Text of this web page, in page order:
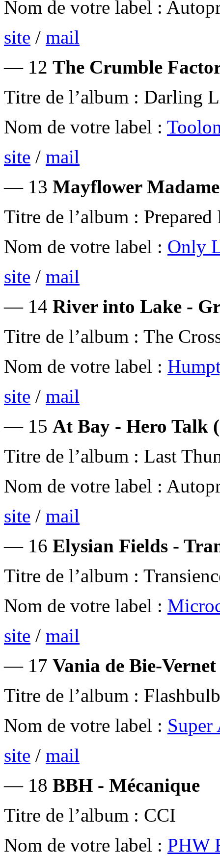
Nom de votre label :
site / mail
— 12 The Crumble
Titre de l’album : Darling
Nom de votre label :
site / mail
— 13 Mayflower
Titre de l’album :
Nom de votre label : Only
site / mail
— 14 River into Lake -
Titre de l’album : The
Nom de votre label :
site / mail
— 15 At Bay - Hero Talk
Titre de l’album : Last
Nom de votre label :
site / mail
— 16 Elysian Fields -
Titre de l’album :
Nom de votre label :
site / mail
— 17 Vania de Bie-
Titre de l’album :
Nom de votre label : Super
site / mail
— 18 BBH - Mécanique
Titre de l’album : CCI
Nom de votre label : PHW